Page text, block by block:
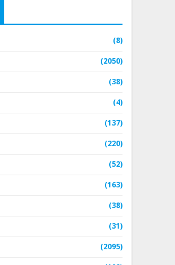
(8)
(2050)
(38)
(4)
(137)
(220)
(52)
(163)
(38)
(31)
(2095)